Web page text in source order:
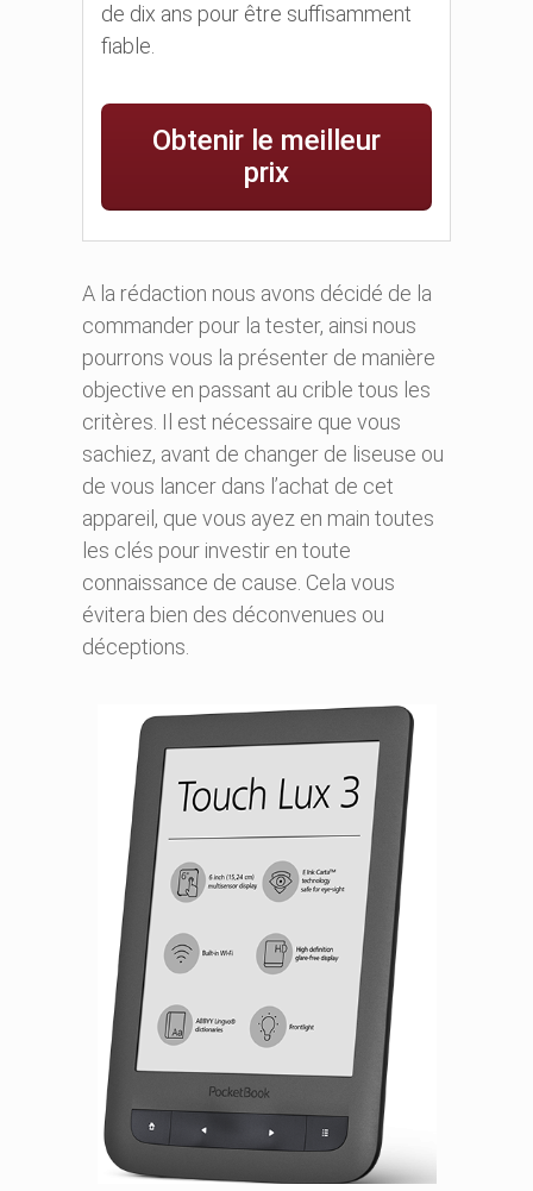
de dix ans pour être suffisamment
fiable.
Obtenir le meilleur
prix
A la rédaction nous avons décidé de la
commander pour la tester, ainsi nous
pourrons vous la présenter de manière
objective en passant au crible tous les
critères. Il est nécessaire que vous
sachiez, avant de changer de liseuse ou
de vous lancer dans l’achat de cet
appareil, que vous ayez en main toutes
les clés pour investir en toute
connaissance de cause. Cela vous
évitera bien des déconvenues ou
déceptions.